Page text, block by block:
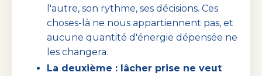
l'autre, son rythme, ses décisions. Ces
choses-là ne nous appartiennent pas, et
aucune quantité d'énergie dépensée ne
les changera.
La deuxième : lâcher prise ne veut